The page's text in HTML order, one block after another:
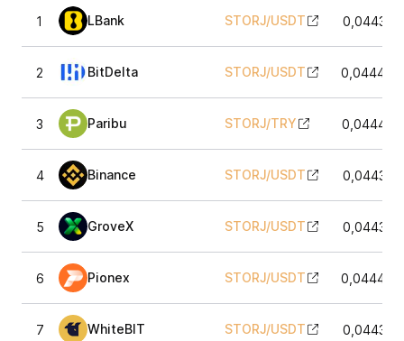
1 LBank STORJ/USDT
2 BitDelta STORJ/USDT
3 Paribu STORJ/TRY
4 Binance STORJ/USDT
5 GroveX STORJ/USDT
6 Pionex STORJ/USDT
7 WhiteBIT STORJ/USDT